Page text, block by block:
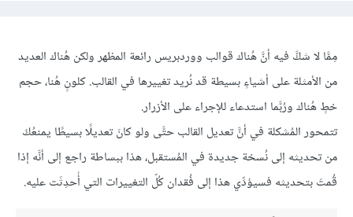
مِمَّا لا شكَّ فيه أنَّ هُناك قوالب ووردبريس رائعة المظهر ولكن هُناك العديد
من الأمثلة على أشياءٍ بسيطة قد نُريد تغييرها في القالب. كلونٍ هُنا، حجم
خطٍ هُناك ورُبَّما استدعاء للإجراء على الأزرار.
تتمحور المُشكلة في أنَّ تعديل القالب حتَّى ولو كانَ تعديلًا بسيطًا يمنعُكَ
من تحديثه إلى نُسخة جديدة في المُستقبل، هذا ببساطة راجع إلى أنَّه إذا
قُمتَ بتحديثه فسيؤدِّي هذا إلى فُقدان كُلّ التغييرات التي أُحدِثَت عليه.